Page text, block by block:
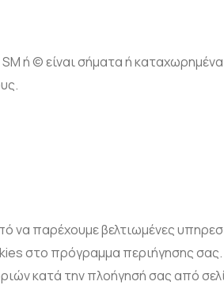
ή © είναι σήματα ή
παρέχουμε βελτιωμένες
στο πρόγραμμα περιήγησης
κατά την πλοήγησή σας από